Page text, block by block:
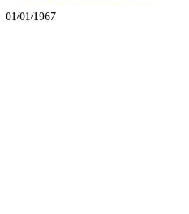
01/01/1967